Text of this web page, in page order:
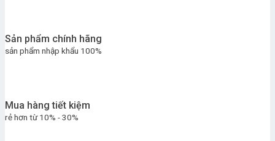
Sản phẩm chính hãng
sản phẩm nhập khẩu 100%
Mua hàng tiết kiệm
rẻ hơn từ 10% - 30%